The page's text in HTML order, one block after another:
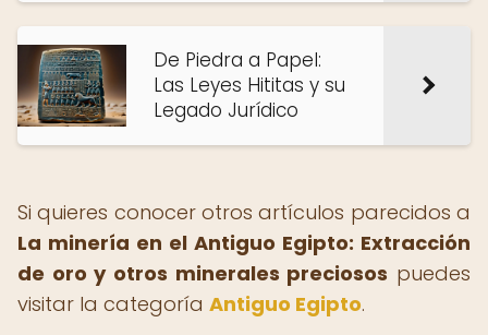
De Piedra a Papel:
Las Leyes Hititas y su
Legado Jurídico
Si quieres conocer otros artículos parecidos a
La minería en el Antiguo Egipto: Extracción
de oro y otros minerales preciosos puedes
visitar la categoría Antiguo Egipto.